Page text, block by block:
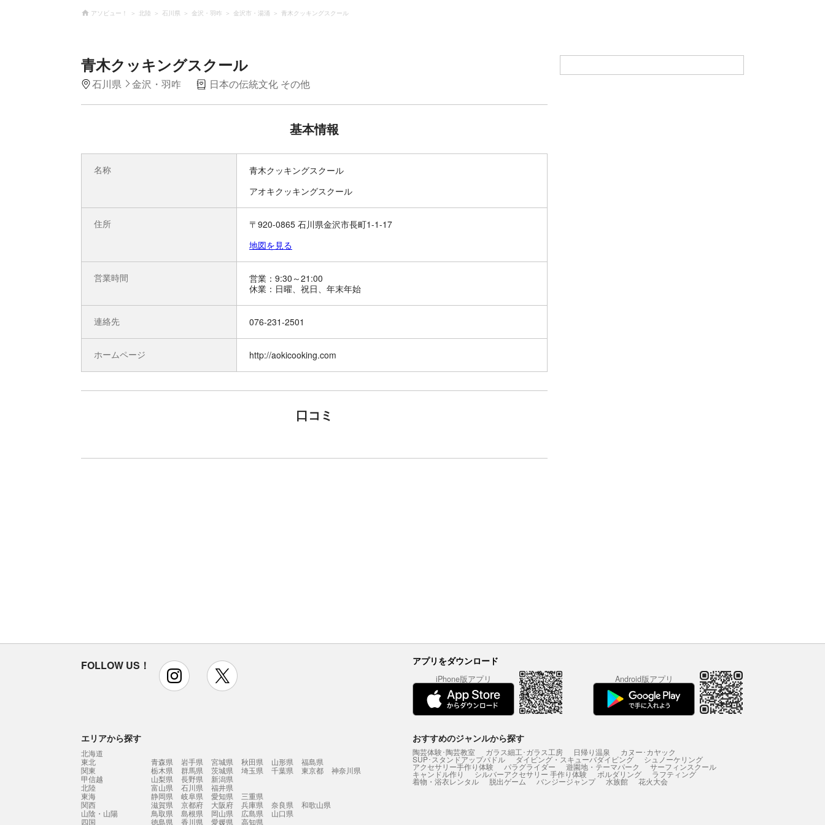
アソビュー！ 北陸 石川県 金沢・羽咋 金沢市・湯涌 青木クッキングスクール
青木クッキングスクール
石川県 金沢・羽咋 日本の伝統文化 その他
基本情報
名称
青木クッキングスクール
アオキクッキングスクール
住所
〒920-0865 石川県金沢市長町1-1-17
地図を見る
営業時間
営業：9:30～21:00
連絡先 076-231-2501
ホームページ http://aokicooking.com
口コミ
FOLLOW US！ instagram アプリをダウンロード
iPhone版アプリ Android版アプリ
エリアから探す
北海道
東北
青森県 岩手県 宮城県 秋田県 山形県
福島県
関東
栃木県 群馬県 茨城県 埼玉県 千葉県 東京都
神奈川県
甲信越
山梨県 長野県
新潟県
北陸
富山県 石川県
福井県
東海
静岡県 岐阜県 愛知県
三重県
関西
滋賀県 京都府 大阪府 兵庫県 奈良県
和歌山県
山陰・山陽
鳥取県 島根県 岡山県 広島県
山口県
四国
徳島県 香川県 愛媛県 高知県
おすすめのジャンルから探す
陶芸体験･陶芸教室 ガラス細工･ガラス工房 日帰り温泉 カヌー･カヤック
SUP･スタンドアップパドル ダイビング・スキューバダイビング シュノーケリング
アクセサリー手作り体験 パラグライダー 遊園地・テーマパーク サーフィンスクール
キャンドル作り シルバーアクセサリー 手作り体験 ボルダリング ラフティング
着物・浴衣レンタル 脱出ゲーム バンジージャンプ 水族館 花火大会